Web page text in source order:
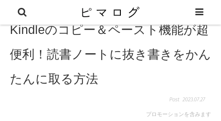
Kindleのコピー＆ペースト機能が超
便利！読書ノートに抜き書きをかん
たんに取る方法
2023.07.27
プロモーションを含みます